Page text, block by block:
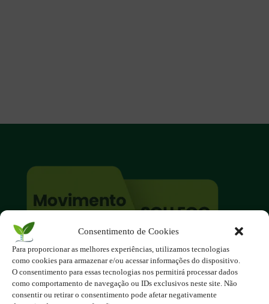
Consentimento de Cookies
Para proporcionar as melhores experiências, utilizamos tecnologias
como cookies para armazenar e/ou acessar informações do dispositivo.
O consentimento para essas tecnologias nos permitirá processar dados
como comportamento de navegação ou IDs exclusivos neste site. Não
consentir ou retirar o consentimento pode afetar negativamente
O site é um movimento ambientalista!
Participe você também!
Podemos fazer muito
se nos unirmos!